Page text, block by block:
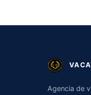
Agencia de